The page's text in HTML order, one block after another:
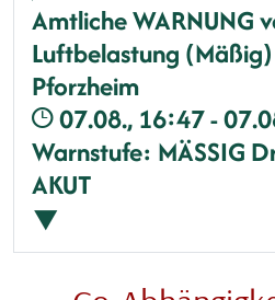
Amtliche WARNUNG
Luftbelastung
Pforzheim
07.08., 16:47 -
Warnstufe: MÄSSIG
AKUT
▼